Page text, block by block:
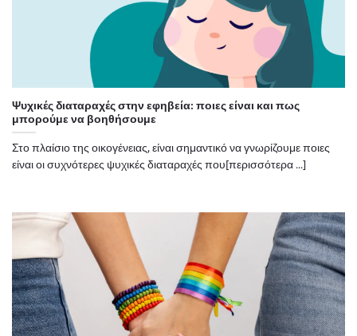
Ψυχικές διαταραχές στην εφηβεία: ποιες είναι και πως
μπορούμε να βοηθήσουμε
Στο πλαίσιο της οικογένειας, είναι σημαντικό να γνωρίζουμε ποιες
είναι οι συχνότερες ψυχικές διαταραχές που[περισσότερα ...]